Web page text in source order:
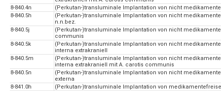
8-840.4n
(Perkutan-)transluminale Implantation von nicht
8-840.5h
(Perkutan-)transluminale Implantation von nicht
n.n.bez.
8-840.5j
(Perkutan-)transluminale Implantation von nicht
communis
8-840.5k
(Perkutan-)transluminale Implantation von nicht
interna extrakraniell
8-840.5m
(Perkutan-)transluminale Implantation von nicht
interna extrakraniell mit A. carotis communis
8-840.5n
(Perkutan-)transluminale Implantation von nicht
externa
8-841.0h
(Perkutan-)transluminale Implantation von